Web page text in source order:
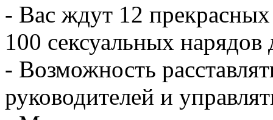
- Вас ждут 12
100 сексуальных нарядов
- Возможность
руководителей и